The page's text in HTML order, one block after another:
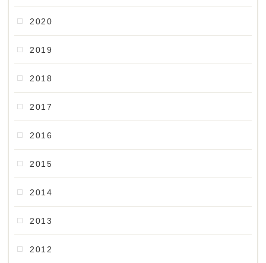
2020
2019
2018
2017
2016
2015
2014
2013
2012